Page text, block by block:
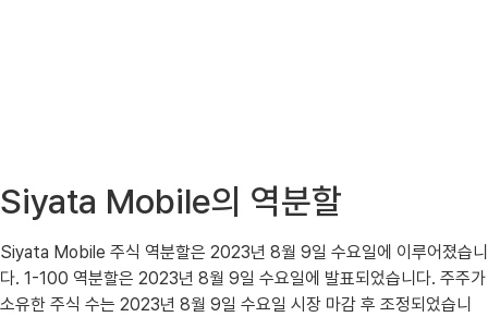
Siyata Mobile의 역분할
Siyata Mobile 주식 역분할은 2023년 8월 9일 수요일에 이루어졌습니
다. 1-100 역분할은 2023년 8월 9일 수요일에 발표되었습니다. 주주가
소유한 주식 수는 2023년 8월 9일 수요일 시장 마감 후 조정되었습니